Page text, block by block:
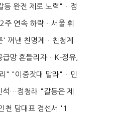
등 완전 제로 노력"…정
사...
주 연속 하락…서울 휘
...
' 꺼낸 친명계…친청계
리기...
급망 흔들리자…K-정유,
...
" "이중잣대 말라"…민
파 다...
석…정청래 "갈등은 제
천 당대표 경선서 '1